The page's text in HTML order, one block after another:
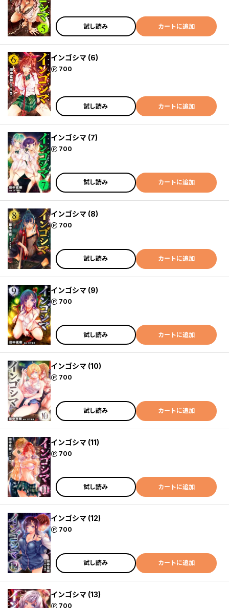
試し読み カートに追加
インゴシマ (6)
700
ポイント
試し読み カートに追加
インゴシマ (7)
700
ポイント
試し読み カートに追加
インゴシマ (8)
700
ポイント
試し読み カートに追加
インゴシマ (9)
700
ポイント
試し読み カートに追加
インゴシマ (10)
700
ポイント
試し読み カートに追加
インゴシマ (11)
700
ポイント
試し読み カートに追加
インゴシマ (12)
700
ポイント
試し読み カートに追加
インゴシマ (13)
700
ポイント